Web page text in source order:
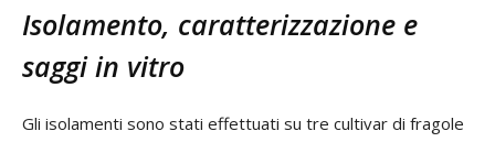
Isolamento, caratterizzazione e
saggi in vitro
Gli isolamenti sono stati effettuati su tre cultivar di fragole